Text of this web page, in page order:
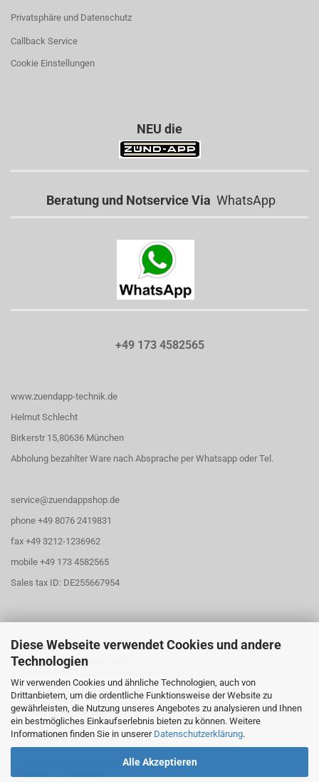
Diese Webseite verwendet Cookies und andere
Technologien
Wir verwenden Cookies und ähnliche Technologien, auch von
Drittanbietern, um die ordentliche Funktionsweise der Website zu
gewährleisten, die Nutzung unseres Angebotes zu analysieren und Ihnen
ein bestmögliches Einkaufserlebnis bieten zu können. Weitere
Informationen finden Sie in unserer Datenschutzerklärung.
Alle Akzeptieren
Privatsphäre und Datenschutz
Callback Service
Cookie Einstellungen
NEU die
Beratung und Notservice Via WhatsApp
+49 173 4582565
www.zuendapp-technik.de
Helmut Schlecht
Birkerstr 15,80636 München
Abholung bezahlter Ware nach Absprache per Whatsapp oder Tel.
service@zuendappshop.de
phone +49 8076 2419831
fax +49 3212-1236962
mobile +49 173 4582565
Sales tax ID: DE255667954
Öffnungszeiten
Abholung für Zündappteile
Freitag
16:30 Uhr - 20:00 Uhr
Samstag
10:30 Uhr - 13:00 Uhr
Anmeldung erwünscht via
Whatsapp oder SMS